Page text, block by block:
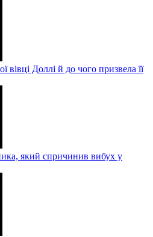
вівці Доллі й до чого призвела її
який спричинив вибух у